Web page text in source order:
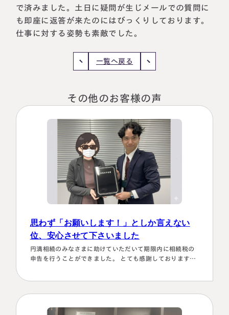
東京事務所
東京都港区南青山一丁目2番6号
大阪事務所
〒530-0017
Access
名古屋事務所
450-0002
知県名古屋市中村区名駅三丁目28
12号
名古屋ビルヂング25階
大宮事務所
〒330-0854
埼玉県さいたま市大宮区桜木町一丁目
大宮ソラミチKOZ4階
で済みました 。土日に疑問が生じメールでの質問に
も即座に返答が来たのにはびっくりしております。
仕事に対する姿勢も素敵でした。
一覧へ戻る
その他のお客様の声
思わず「お願いします！」としか言えない
位、安心させて下さいました
円満相続のみなさまに助けていただいて期限内に相続税の
申告を行うことができました。 とても感謝しております。
い！！と、私も思わず「お願いします！」としか言えない